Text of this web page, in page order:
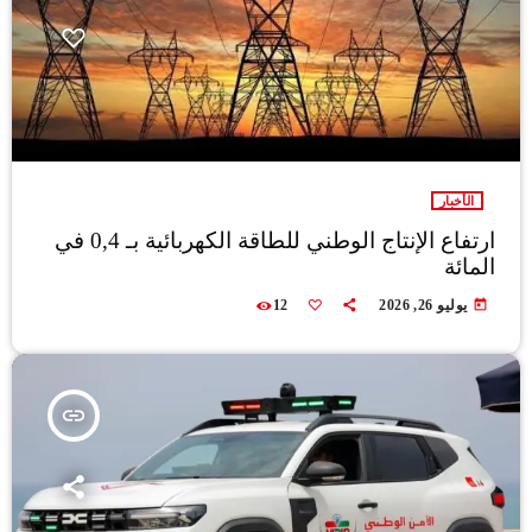
الأخبار
ارتفاع الإنتاج الوطني للطاقة الكهربائية بـ 0,4 في
المائة
today يوليو 26, 2026 12
insert_link